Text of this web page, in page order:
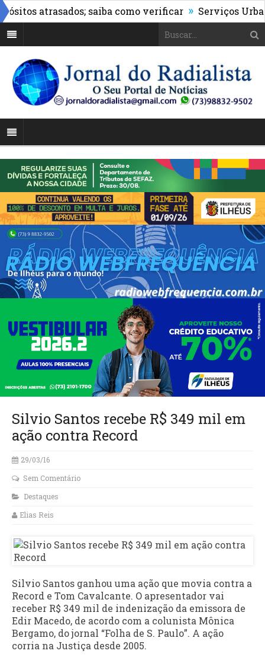
atrasados; saiba como verificar » Serviços Urbanos
Silvio Santos recebe R$ 349 mil em
ação contra Record
29/03/16
Sem Comentário
Destaques
Elias Reis
Silvio Santos ganhou uma ação que movia contra a
Record e Tom Cavalcante. O apresentador vai
receber R$ 349 mil de indenização da emissora de
Edir Macedo, de acordo com a colunista Mônica
Bergamo, do jornal “Folha de S. Paulo”. A ação
corria na Justiça desde 2005.